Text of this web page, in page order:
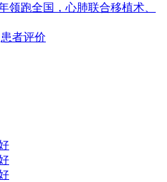
领跑全国，心肺联合移植术、
患者评价